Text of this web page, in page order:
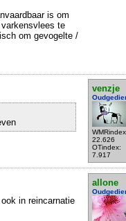
is om
te
om gevogelte /
venzje
22.626
OTindex:
7.917
allone
in reincarnatie